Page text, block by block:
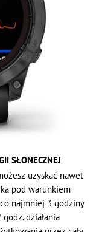
SŁONECZNEJ
uzyskać nawet
pod warunkiem
najmniej 3 godziny
działania